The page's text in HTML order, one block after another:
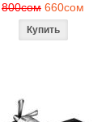
800сом 660сом